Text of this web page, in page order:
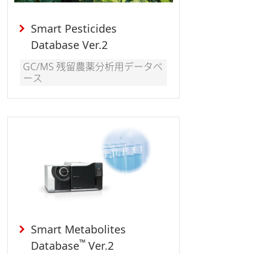
Smart Pesticides
Database Ver.2
GC/MS 残留農薬分析用データベ
ース
Smart Metabolites
Database™ Ver.2